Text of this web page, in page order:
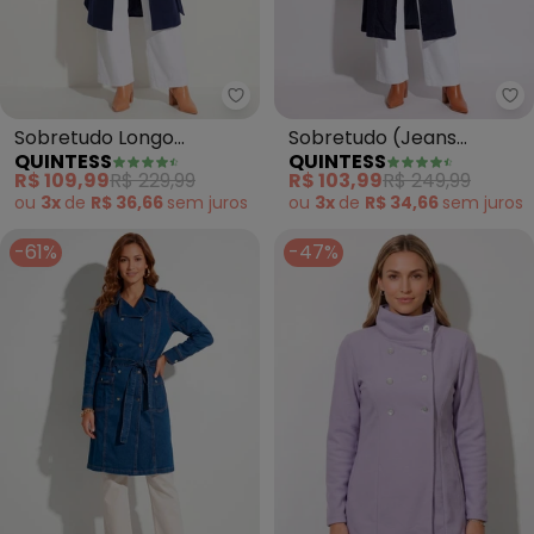
Quintess - Sobretudo Longo
Sobretudo Longo
(Marinho) com Bolsos
QUINTESS
R$ 109,99R$ 229,99
ou 3x de R$ 36,66 sem juros
Sobretudo (Jeans
Escuro) com Gola e
Bolsos
QUINTESS
R$ 103,99R$ 249,99
ou 3x de R$ 34,66 sem juros
-61% -47%